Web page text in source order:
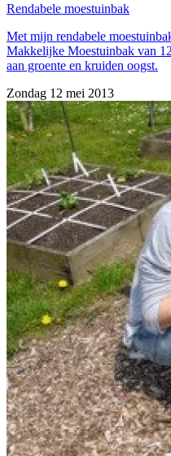
Rendabele moestuinbak
Met mijn rendabele
Makkelijke Moestuinbak van
aan groente en kruiden oogst.
Zondag 12 mei 2013